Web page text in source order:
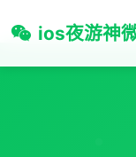
ios夜游神